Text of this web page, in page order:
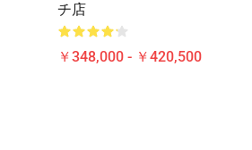
チ店
￥348,000 - ￥420,500